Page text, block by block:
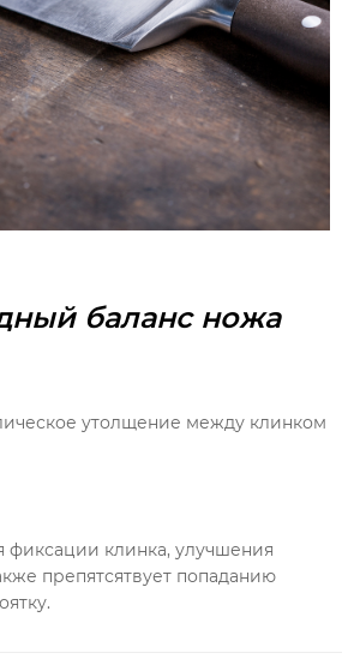
баланс ножа
утолщение между клинком
фиксации клинка, улучшения
препятсятвует попаданию